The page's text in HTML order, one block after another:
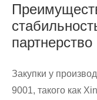
партнерство
Закупки у
9001, такого как